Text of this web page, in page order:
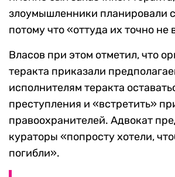
злоумышленники планировали
потому что «оттуда их точно
Власов при этом отметил, что
теракта приказали
исполнителям теракта
преступления и «встретить»
правоохранителей. Адвокат
кураторы «попросту хотели,
погибли».